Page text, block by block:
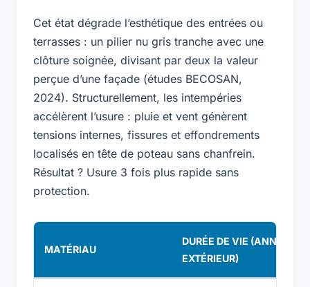
Cet état dégrade l’esthétique des entrées ou
terrasses : un pilier nu gris tranche avec une
clôture soignée, divisant par deux la valeur
perçue d’une façade (études BECOSAN,
2024). Structurellement, les intempéries
accélèrent l’usure : pluie et vent génèrent
tensions internes, fissures et effondrements
localisés en tête de poteau sans chanfrein.
Résultat ? Usure 3 fois plus rapide sans
protection.
MATÉRIAU
DURÉE DE VIE (ANNÉES,
EXTÉRIEUR)